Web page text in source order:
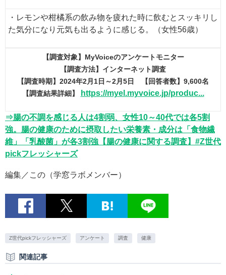
・レモンや柑橘系の飲み物を疲れた時に飲むとスッキリし
た気分になり元気も出るように感じる。（女性56歳）
【調査対象】MyVoiceのアンケートモニター
【調査方法】インターネット調査
【調査時期】2024年2月1日～2月5日 【回答者数】9,600名
【調査結果詳細】
https://myel.myvoice.jp/produc...
⇒腸の不調を感じる人は4割弱、女性10～40代では各5割
強。腸の健康のために摂取したい栄養素・成分は「食物繊
維」「乳酸菌」が各3割強【腸の健康に関する調査】#Z世代
pickフレッシャーズ
編集／この（学窓ラボメンバー）
Z世代pickフレッシャーズ アンケート 調査 健康
関連記事